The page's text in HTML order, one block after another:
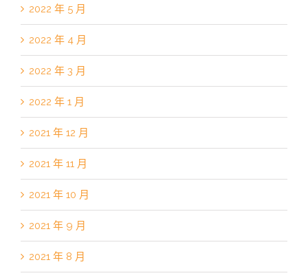
2022 年 5 月
2022 年 4 月
2022 年 3 月
2022 年 1 月
2021 年 12 月
2021 年 11 月
2021 年 10 月
2021 年 9 月
2021 年 8 月